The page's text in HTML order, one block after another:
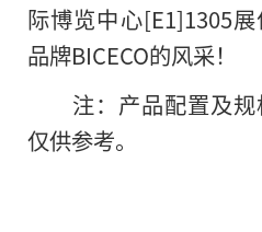
际博览中心[E1]1305
品牌BICECO的风采！
注：产品配置及
仅供参考。